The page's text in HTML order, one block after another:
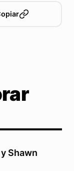
Shawn